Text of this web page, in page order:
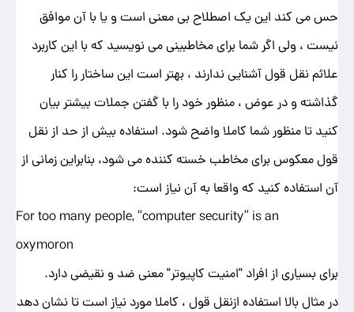
حس می کند این یک اصطلاح بی معنی است و یا با آن موافق
نیست ، ولی اگر شما برای مخاطبینی می نویسید که با این کاربرد
علائم نقل قول آشنایی ندارند ، بهتر است این ساختار را کنار
گذاشته و در عوض ، منظور خود را با گفتن جملات بیشتر بیان
کنید تا منظور شما کاملا واضح شود. استفاده بیش از حد از نقل
قول معکوس برای مخاطب خسته کننده می شود، بنابراین زمانی از
آن استفاده کنید که واقعا به آن نیاز است:
For too many people, “computer security” is an
oxymoron
برای بسیاری از افراد "امنیت کاپیوتر" معنی ضد و نقیضی دارد.
در مثال بالا استفاده ازنقل قول ، کاملا مورد نیاز است تا نشان دهد